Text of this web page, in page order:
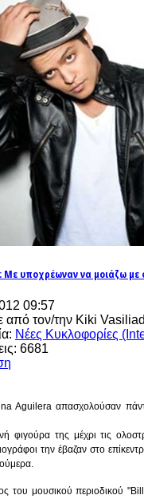
υποχρέωναν να μοιάζω με
09:57
από τον/την Kiki
Νέες Κυκλοφορίες
6681
Aguilera απασχολούσαν
φιγούρα της μέχρι τις
την έβαζαν στο
του μουσικού περιοδικού